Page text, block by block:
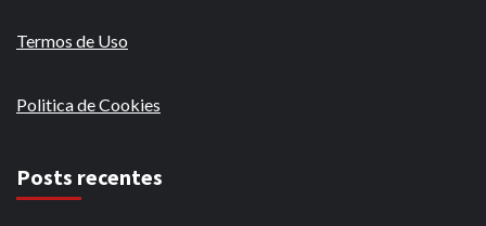
Termos de Uso
Politica de Cookies
Posts recentes